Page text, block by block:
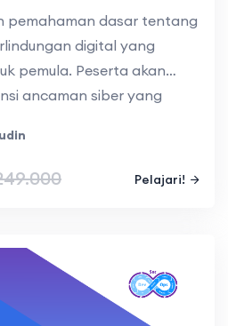
pemahaman dasar tentang
digital yang
pemula. Peserta akan
ancaman siber yang
perangkat digital
serta bagaimana
untuk menjaga
dan melindungi
Pelajari!